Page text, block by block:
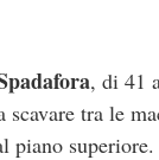
, di 41
tra le
piano